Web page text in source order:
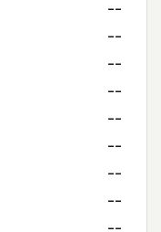
--
--
--
--
--
--
--
--
--